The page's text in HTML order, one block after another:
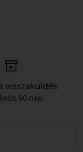
visszaküldés
90 nap